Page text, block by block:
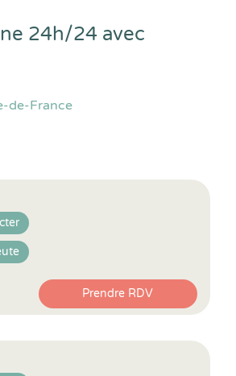
24h/24 avec
de-France
Prendre RDV